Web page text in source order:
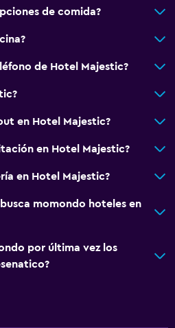
de comida?
de Hotel Majestic?
en Hotel Majestic?
en Hotel Majestic?
en Hotel Majestic?
momondo hoteles en
por última vez los